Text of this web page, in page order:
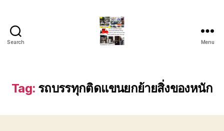
Search
สไลด์
ใน
หัวหิน
Menu
Tag: รถบรรทุกติดแขนยกย้ายสิ่งของหนัก